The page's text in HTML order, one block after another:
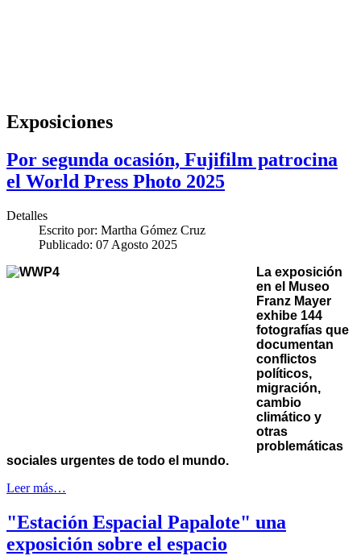
Exposiciones
Por segunda ocasión, Fujifilm patrocina
el World Press Photo 2025
Detalles
Escrito por: Martha Gómez Cruz
Publicado: 07 Agosto 2025
La exposición
en el Museo
Franz Mayer
exhibe 144
fotografías que
documentan
conflictos
políticos,
migración,
cambio
climático y
otras
problemáticas
sociales urgentes de todo el mundo.
Leer más…
"Estación Espacial Papalote" una
exposición sobre el espacio